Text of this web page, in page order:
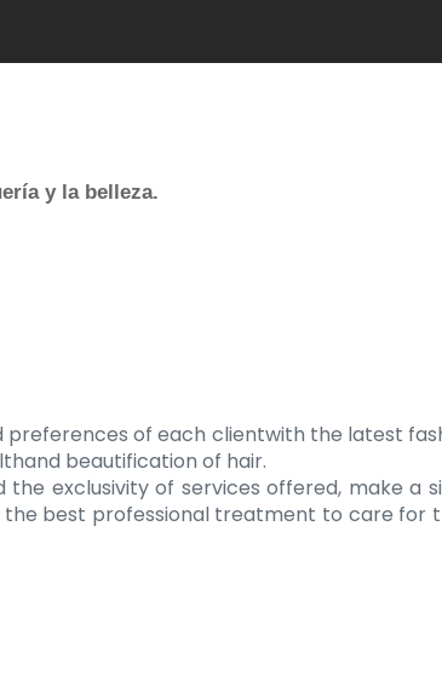
y la belleza.
of each clientwith the latest
beautification of hair.
exclusivity of services offered, make a
the best professional treatment to care for